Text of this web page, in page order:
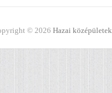
© 2026 Hazai középületek